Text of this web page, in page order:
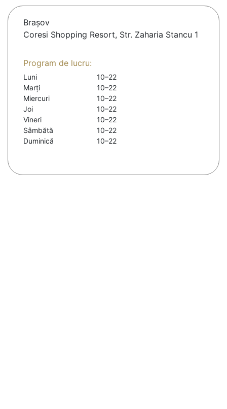
Braşov
Coresi Shopping Resort, Str. Zaharia Stancu 1
Program de lucru:
Luni
10–22
Marți
10–22
Miercuri
10–22
Joi
10–22
Vineri
10–22
Sâmbătă
10–22
Duminică
10–22